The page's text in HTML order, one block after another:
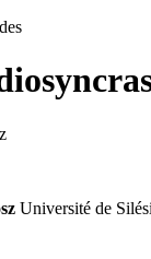
Université de